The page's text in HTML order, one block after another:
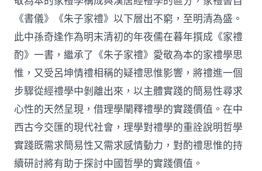
化
禮
制
到
道
理
天
然：
孫
奇
逢
酌
禮
思
《書儀》《朱子家禮》以下層出不窮，至明清為盛。
此中孫奇逢作為明末清初的年夜儒在暮年撰成《家禮
酌》一書，繼承了《朱子家禮》愛敬為本的家禮學思
惟，又受呂坤情禮相稱的疑禮思惟影響，將禮進一個
步驟從經禮學中剝離出來，以主體實踐的簡易性尋求
心性的天然呈現，借理學闡釋禮學的實踐價值。在中
西古今交匯的現代社會，理學對禮學的重詮說明哲學
實踐既需求簡易性又需求感情動力，對酌禮思惟的持
續研討將有助于探討中國哲學的實踐價值。